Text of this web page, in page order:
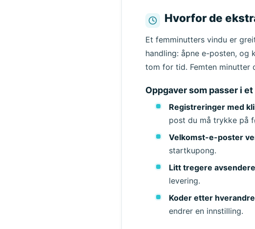
Hvorfor de
Et femminutters vindu er
handling: åpne e-posten, og
tom for tid. Femten minutter
Oppgaver som passer i
Registreringer med
post du må trykke på
Velkomst-e-poster
startkupong.
Litt tregere
levering.
Koder etter
endrer en innstilling.